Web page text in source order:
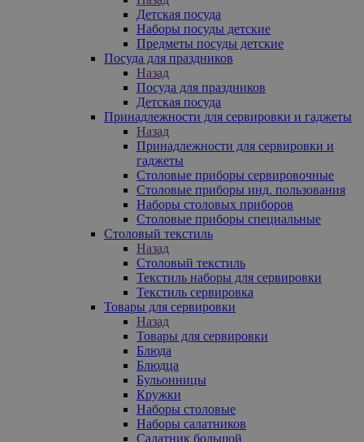
Детская посуда
Наборы посуды детские
Предметы посуды детские
Посуда для праздников
Назад
Посуда для праздников
Детская посуда
Принадлежности для сервировки и гаджеты
Назад
Принадлежности для сервировки и
гаджеты
Столовые приборы сервировочные
Столовые приборы инд. пользования
Наборы столовых приборов
Столовые приборы специальные
Столовый текстиль
Назад
Столовый текстиль
Текстиль наборы для сервировки
Текстиль сервировка
Товары для сервировки
Назад
Товары для сервировки
Блюда
Блюдца
Бульонницы
Кружки
Наборы столовые
Наборы салатников
Салатник большой